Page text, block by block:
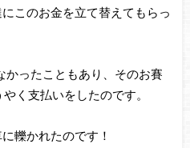
このお金を立て替えてもらっ
かったこともあり、そのお賽
く支払いをしたのです。
轢かれたのです！